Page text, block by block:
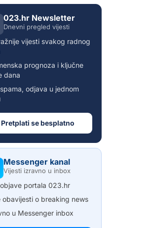
023.hr Newsletter
Dnevni pregled vijesti
vijesti svakog radnog
prognoza i ključne
dana
odjava u jednom
Pretplati se besplatno
Messenger kanal
Vijesti izravno u inbox
portala 023.hr
obavijesti o breaking news
u Messenger inbox